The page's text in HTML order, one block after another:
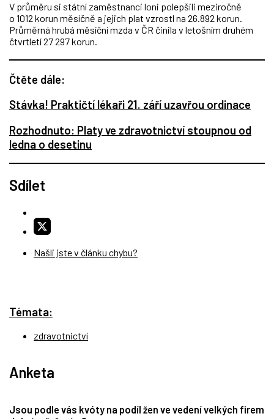
V průměru si státní zaměstnanci loni polepšili meziročně
o 1012 korun měsíčně a jejich plat vzrostl na 26.892 korun.
Průměrná hrubá měsíční mzda v ČR činila v letošním druhém
čtvrtletí 27 297 korun.
Čtěte dále:
Stávka! Praktičtí lékaři 21. září uzavřou ordinace
Rozhodnuto: Platy ve zdravotnictví stoupnou od
ledna o desetinu
Sdílet
Našli jste v článku chybu?
Témata:
zdravotnictví
Anketa
Jsou podle vás kvóty na podíl žen ve vedení velkých firem